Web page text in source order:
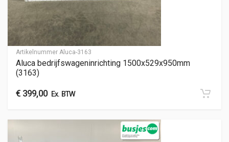
Artikelnummer Aluca-3163
Aluca bedrijfswageninrichting 1500x529x950mm
(3163)
€ 399,00Ex. BTW